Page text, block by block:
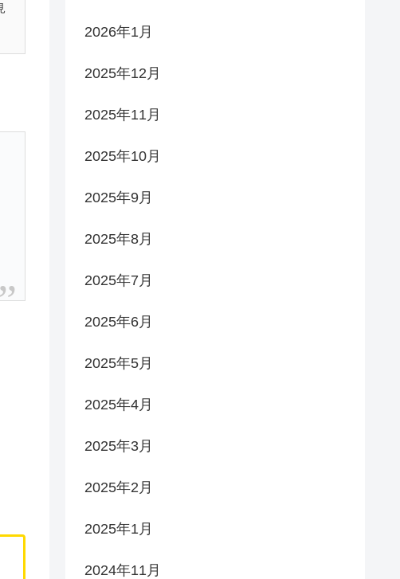
2026年1月
2025年12月
2025年11月
2025年10月
2025年9月
2025年8月
2025年7月
2025年6月
2025年5月
2025年4月
2025年3月
2025年2月
2025年1月
2024年11月